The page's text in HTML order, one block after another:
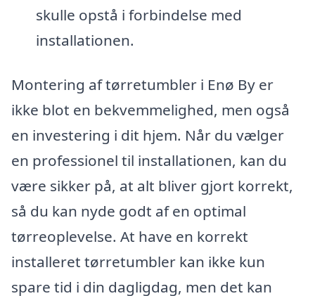
skulle opstå i forbindelse med
installationen.
Montering af tørretumbler i Enø By er
ikke blot en bekvemmelighed, men også
en investering i dit hjem. Når du vælger
en professionel til installationen, kan du
være sikker på, at alt bliver gjort korrekt,
så du kan nyde godt af en optimal
tørreoplevelse. At have en korrekt
installeret tørretumbler kan ikke kun
spare tid i din dagligdag, men det kan